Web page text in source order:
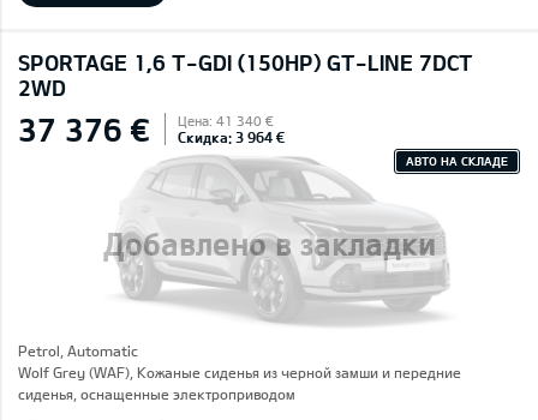
SPORTAGE 1,6 T-GDI (150HP) GT-LINE 7DCT
2WD
Добавлено в закладки
37 376 € Цена: 41 340 €
Скидка: 3 964 €
АВТО НА СКЛАДЕ
Petrol, Automatic
Wolf Grey (WAF), Кожаные сиденья из черной замши и передние
сиденья, оснащенные электроприводом